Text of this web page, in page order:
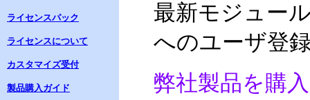
ライセンスパック
ライセンスについて
カスタマイズ受付
製品購入ガイド
最新モジュー
へのユーザ登
弊社製品を購